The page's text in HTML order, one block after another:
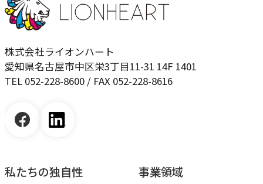
株式会社ライオンハート
愛知県名古屋市中区栄3丁目11-31 14F 1401
TEL 052-228-8600 / FAX 052-228-8616
私たちの独自性 事業領域